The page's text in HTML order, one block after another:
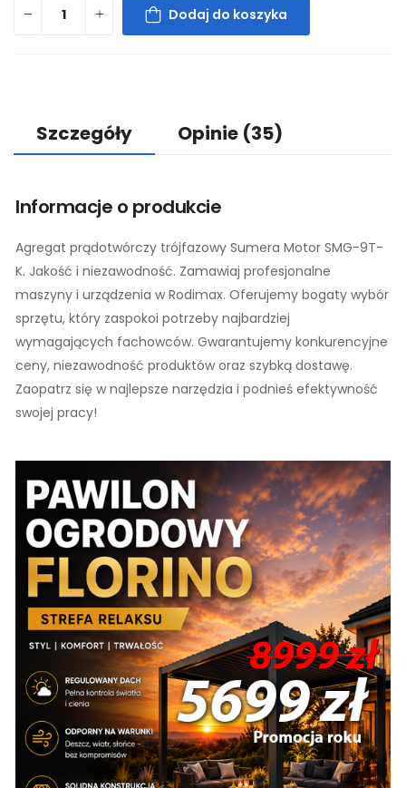
Dodaj do koszyka
Szczegóły Opinie (35)
Informacje o produkcie
Agregat prądotwórczy trójfazowy Sumera Motor SMG-9T-
K. Jakość i niezawodność. Zamawiaj profesjonalne
maszyny i urządzenia w Rodimax. Oferujemy bogaty wybór
sprzętu, który zaspokoi potrzeby najbardziej
wymagających fachowców. Gwarantujemy konkurencyjne
ceny, niezawodność produktów oraz szybką dostawę.
Zaopatrz się w najlepsze narzędzia i podnieś efektywność
swojej pracy!